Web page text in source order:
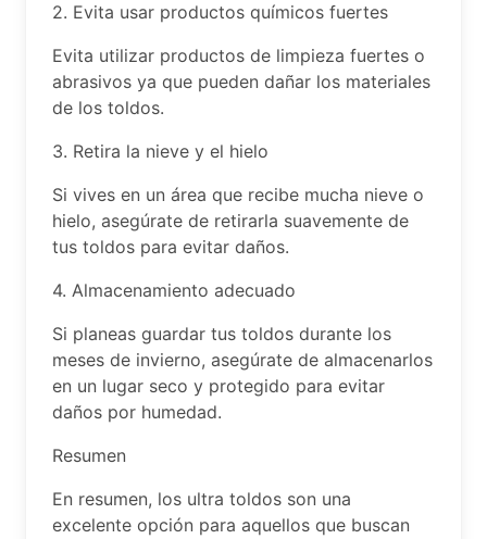
2. Evita usar productos químicos fuertes
Evita utilizar productos de limpieza fuertes o
abrasivos ya que pueden dañar los materiales
de los toldos.
3. Retira la nieve y el hielo
Si vives en un área que recibe mucha nieve o
hielo, asegúrate de retirarla suavemente de
tus toldos para evitar daños.
4. Almacenamiento adecuado
Si planeas guardar tus toldos durante los
meses de invierno, asegúrate de almacenarlos
en un lugar seco y protegido para evitar
daños por humedad.
Resumen
En resumen, los ultra toldos son una
excelente opción para aquellos que buscan